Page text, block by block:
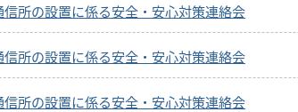
所の設置に係る安全・安心対策連絡会
所の設置に係る安全・安心対策連絡会
所の設置に係る安全・安心対策連絡会